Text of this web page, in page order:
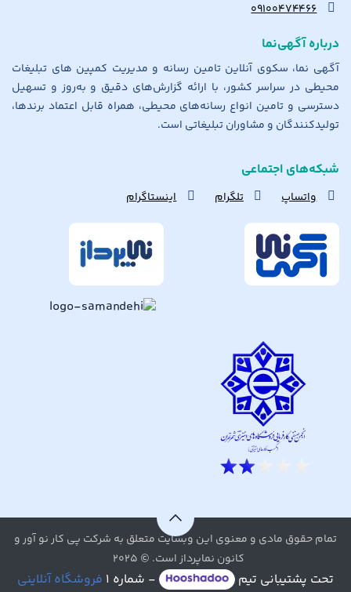
۰۹۱۰۰۴۷۴۴۶۶
درباره آگهی‌نما
آگهی نما، سکوی آنلاین تامین رسانه و مدیریت کمپین های تبلیغات
محیطی در سراسر کشور، با ارائه گزارش‌های دقیق و به‌روز و تسهیل
دسترسی و تامین انواع رسانه‌های محیطی، همراه قابل اعتماد برندها،
تولیدکنندگان و مشاوران تبلیغاتی است.
شبکه‌های اجتماعی
واتساپ تلگرام اینستاگرام
تمام حقوق مادی و معنوی این وبسایت متعلق به شرکت پی کار نو آور و
کانون نماپرداز است. © ۲۰۲۵
تحت پشتیبانی تیم - شماره ۱ فروشگاه آنلاینی